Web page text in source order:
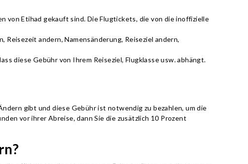
von Etihad gekauft sind. Die Flugtickets, die von die inoffizielle
andern, Namensänderung, Reiseziel andern,
diese Gebühr von Ihrem Reiseziel, Flugklasse usw. abhängt.
gibt und diese Gebühr ist notwendig zu bezahlen, um die
vor ihrer Abreise, dann Sie die zusätzlich 10 Prozent